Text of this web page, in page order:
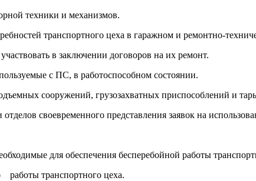
техники и механизмов.
транспортного цеха в гаражном и ремонтно-
в заключении договоров на их ремонт.
с ПС, в работоспособном состоянии.
сооружений, грузозахватных приспособлений и
своевременного представления заявок на
для обеспечения бесперебойной работы
транспортного цеха.